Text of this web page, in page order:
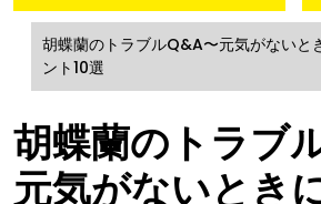
胡蝶蘭のトラブルQ&A〜元気がないと
ント10選
胡蝶蘭のトラブ
元気がないとき